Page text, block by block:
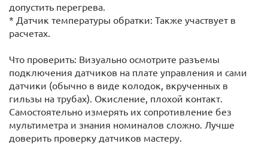
допустить перегрева.
* Датчик температуры обратки: Также участвует в
расчетах.
Что проверить: Визуально осмотрите разъемы
подключения датчиков на плате управления и сами
датчики (обычно в виде колодок, вкрученных в
гильзы на трубах). Окисление, плохой контакт.
Самостоятельно измерять их сопротивление без
мультиметра и знания номиналов сложно. Лучше
доверить проверку датчиков мастеру.